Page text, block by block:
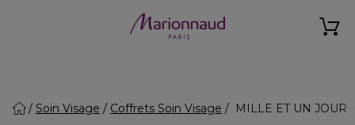
Soin Visage Coffrets Soin Visage MILLE ET UN